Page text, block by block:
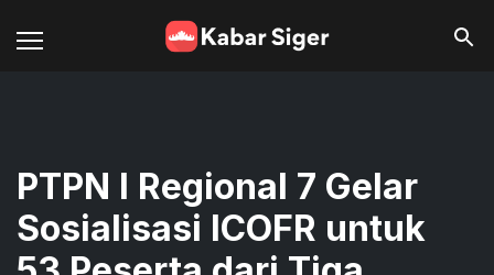
PTPN I Regional 7 Gelar
Sosialisasi ICOFR untuk